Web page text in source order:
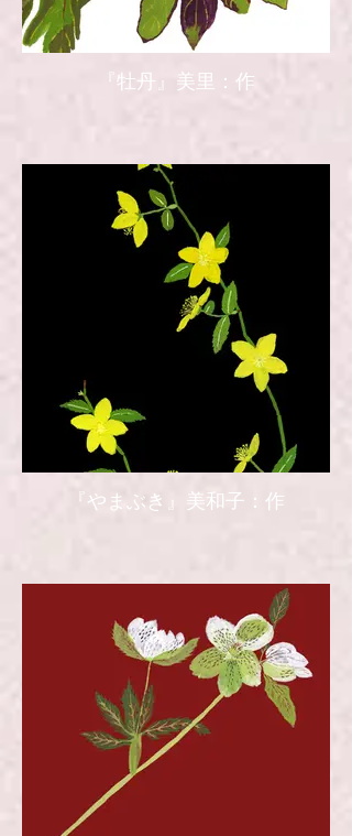
『牡丹』美里：作
『やまぶき』美和子：作